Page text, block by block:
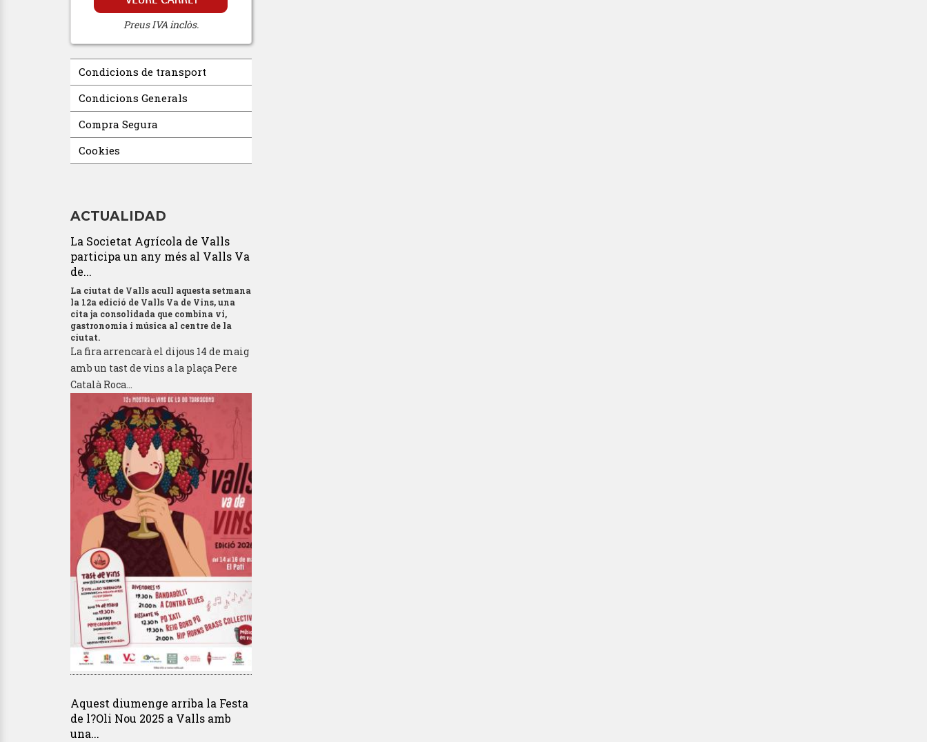
Preus IVA inclòs.
Condicions de transport
Condicions Generals
Compra Segura
Cookies
ACTUALIDAD
La Societat Agrícola de Valls
participa un any més al Valls Va
de...
La ciutat de Valls acull aquesta setmana
la 12a edició de Valls Va de Vins, una
cita ja consolidada que combina vi,
gastronomia i música al centre de la
ciutat.
La fira arrencarà el dijous 14 de maig
amb un tast de vins a la plaça Pere
Català Roca...
Aquest diumenge arriba la Festa
de l?Oli Nou 2025 a Valls amb
una...